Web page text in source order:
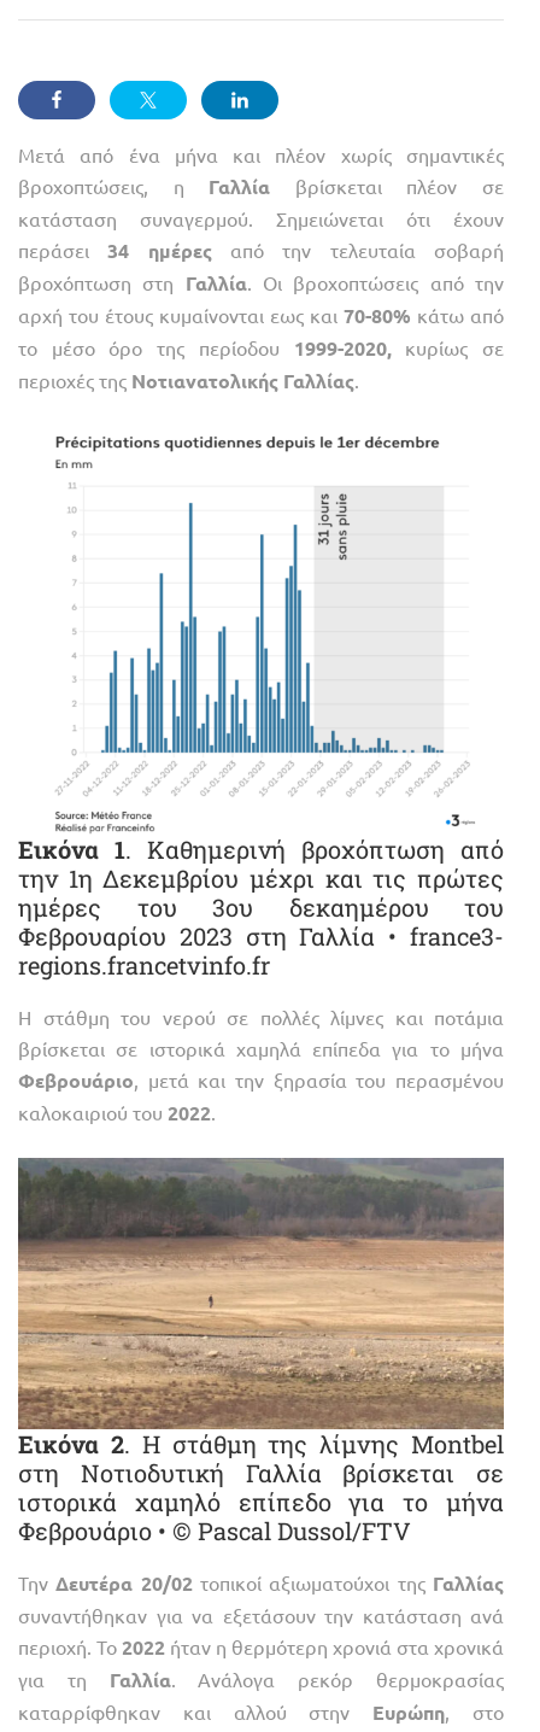
Μετά από ένα μήνα και πλέον χωρίς σημαντικές
βροχοπτώσεις, η Γαλλία βρίσκεται πλέον σε
κατάσταση συναγερμού. Σημειώνεται ότι έχουν
περάσει34 ημέρες από την τελευταία σοβαρή
βροχόπτωση στη Γαλλία. Οι βροχοπτώσεις από την
αρχή του έτους κυμαίνονται εως και 70-80% κάτω από
το μέσο όρο της περίοδου 1999-2020,κυρίως σε
περιοχές της Νοτιανατολικής Γαλλίας.
Εικόνα 1. Καθημερινή βροχόπτωση από
την 1η Δεκεμβρίου μέχρι και τις πρώτες
ημέρες του 3ου δεκαημέρου του
Φεβρουαρίου 2023 στη Γαλλία • france3-
regions.francetvinfo.fr
Η στάθμη του νερού σε πολλές λίμνες και ποτάμια
βρίσκεται σε ιστορικά χαμηλά επίπεδα για το μήνα
Φεβρουάριο , μετά και την ξηρασία του περασμένου
καλοκαιριού του 2022
Εικόνα 2. Η στάθμη της λίμνης Montbel
στη Νοτιοδυτική Γαλλία βρίσκεται σε
ιστορικά χαμηλό επίπεδο για το μήνα
Φεβρουάριο • © Pascal Dussol/FTV
ΤηνΔευτέρα 20/02τοπικοί αξιωματούχοι της Γαλλίας
συναντήθηκαν για να εξετάσουν την κατάσταση ανά
περιοχή. Το 2022 ήταν η θερμότερη χρονιά στα χρονικά
για τη Γαλλία. Ανάλογα ρεκόρ θερμοκρασίας
καταρρίφθηκαν και αλλού στην Ευρώπη, στο